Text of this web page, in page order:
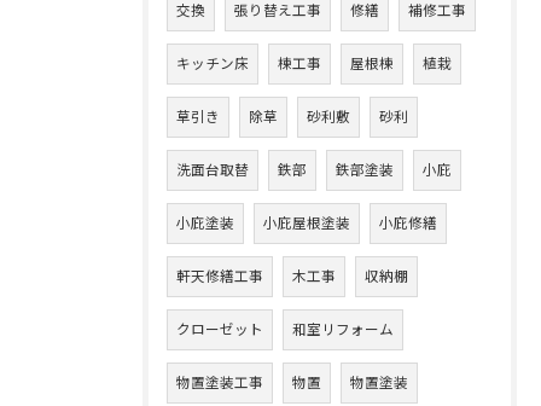
交換 張り替え工事 修繕 補修工事
キッチン床 棟工事 屋根棟 植栽
草引き 除草 砂利敷 砂利
洗面台取替 鉄部 鉄部塗装 小庇
小庇塗装 小庇屋根塗装 小庇修繕
軒天修繕工事 木工事 収納棚
クローゼット 和室リフォーム
物置塗装工事 物置 物置塗装